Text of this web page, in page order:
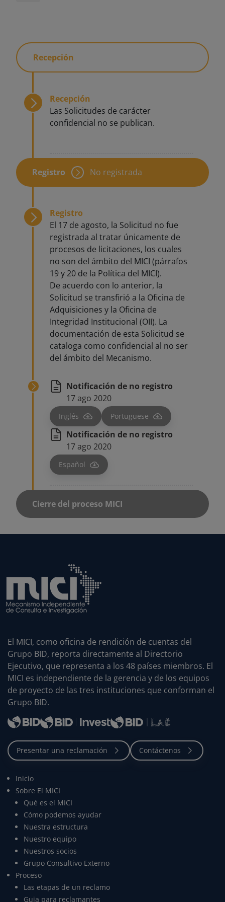
El MICI, como oficina de rendición de cuentas del
Grupo BID, reporta directamente al Directorio
Ejecutivo, que representa a los 48 países miembros. El
MICI es independiente de la gerencia y de los equipos
de proyecto de las tres instituciones que conforman el
Grupo BID.
Inicio
Sobre El MICI
Qué es el MICI
Cómo podemos ayudar
Nuestra estructura
Nuestro equipo
Nuestros socios
Grupo Consultivo Externo
Proceso
Las etapas de un reclamo
Guia para reclamantes